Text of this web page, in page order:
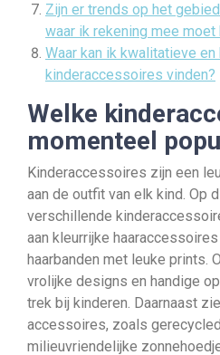
Zijn er trends op het
waar ik rekening mee moet
Waar kan ik kwalitatieve en
kinderaccessoires vinden?
Welke
momenteel
Kinderaccessoires zijn een
aan de outfit van elk kind. Op
verschillende
aan kleurrijke
haarbanden met leuke prints.
vrolijke designs en handige
trek bij kinderen. Daarnaast
accessoires, zoals
milieuvriendelijke